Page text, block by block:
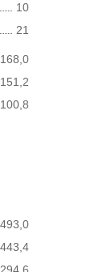
10
21
168,0
151,2
100,8
493,0
443,4